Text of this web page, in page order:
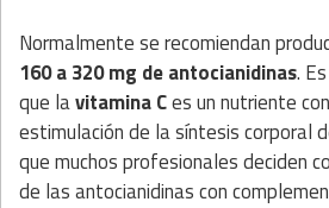
Normalmente se recomiendan
160 a 320 mg de antocianidinas.
que lavitamina Ces un nutriente
estimulación de la síntesis corporal
que muchos profesionales deciden
de las antocianidinas con